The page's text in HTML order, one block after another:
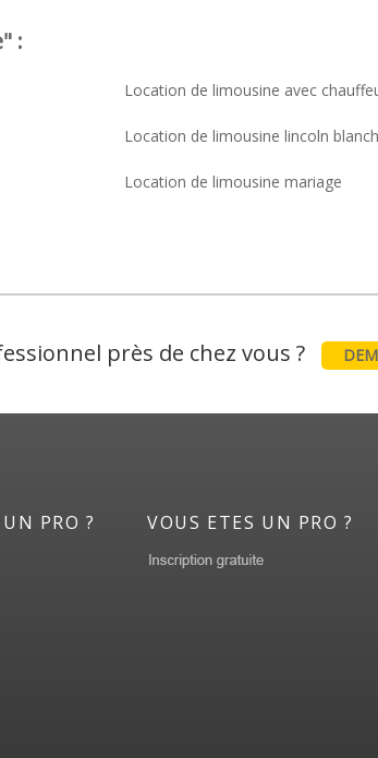
:
Location de limousine avec
Location de limousine lincoln
Location de limousine mariage
près de chez vous ?
PRO ? VOUS ETES UN PRO ?